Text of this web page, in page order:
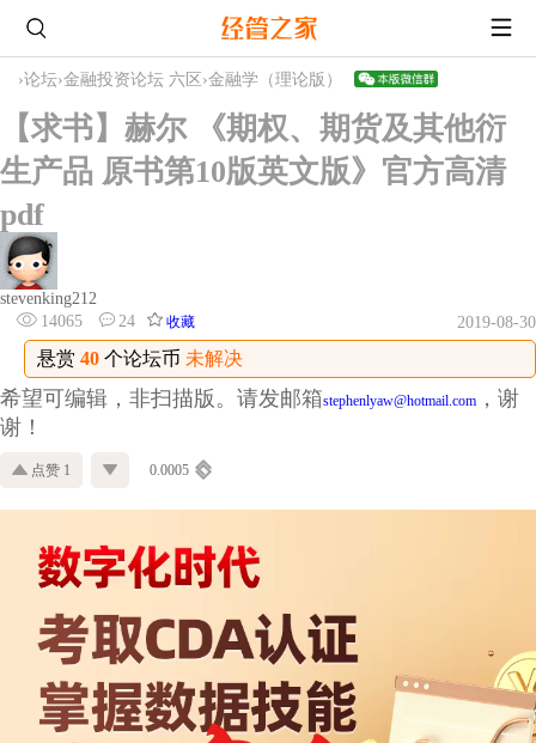
›论坛›金融投资论坛 六区 ›金融学（理论版）
【求书】赫尔 《期权、期货及其他衍
生产品 原书第10版英文版》官方高清
pdf
stevenking212
14065
24 收藏 2019-08-30
悬赏 40 个论坛币 未解决
希望可编辑，非扫描版。请发邮箱stephenlyaw@hotmail.com ，谢
谢！
点赞 1 0.0005